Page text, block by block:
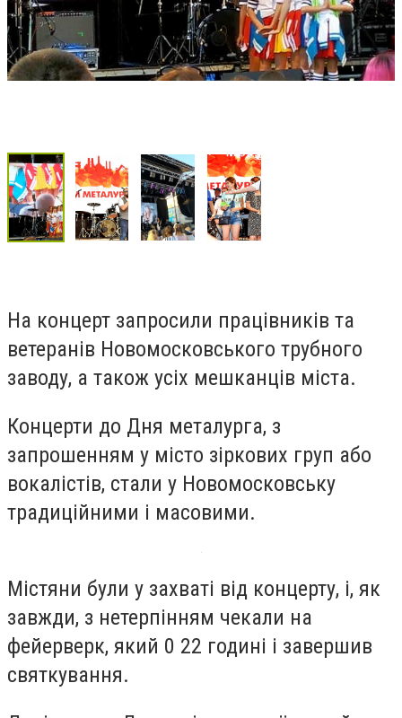
На концерт запросили працівників та
ветеранів Новомосковського трубного
заводу, а також усіх мешканців міста.
Концерти до Дня металурга, з
запрошенням у місто зіркових груп або
вокалістів, стали у Новомосковську
традиційними і масовими.
Містяни були у захваті від концерту, і, як
завжди, з нетерпінням чекали на
фейерверк, який 0 22 годині і завершив
святкування.